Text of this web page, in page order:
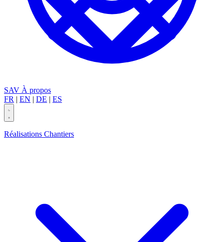
SAV À propos
FR | EN | DE | ES
Réalisations Chantiers